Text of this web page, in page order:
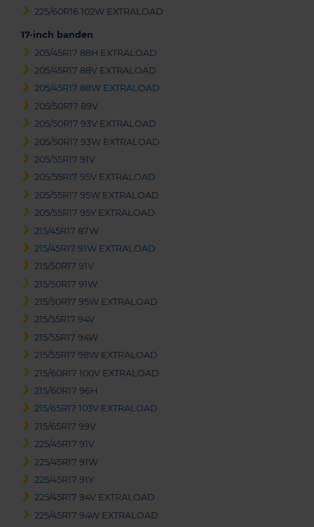
225/60R16 102W EXTRALOAD
17-inch banden
205/45R17 88H EXTRALOAD
205/45R17 88V EXTRALOAD
205/45R17 88W EXTRALOAD
205/50R17 89V
205/50R17 93V EXTRALOAD
205/50R17 93W EXTRALOAD
205/55R17 91V
205/55R17 95V EXTRALOAD
205/55R17 95W EXTRALOAD
205/55R17 95Y EXTRALOAD
215/45R17 87W
215/45R17 91W EXTRALOAD
215/50R17 91V
215/50R17 91W
215/50R17 95W EXTRALOAD
215/55R17 94V
215/55R17 94W
215/55R17 98W EXTRALOAD
215/60R17 100V EXTRALOAD
215/60R17 96H
215/65R17 103V EXTRALOAD
215/65R17 99V
225/45R17 91V
225/45R17 91W
225/45R17 91Y
225/45R17 94V EXTRALOAD
225/45R17 94W EXTRALOAD